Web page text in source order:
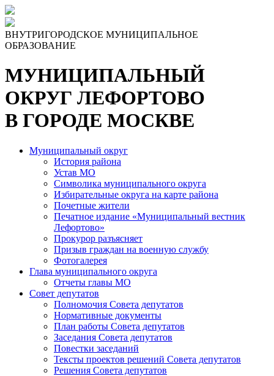
Skip
to
the
content
ВНУТРИГОРОДСКОЕ МУНИЦИПАЛЬНОЕ
ОБРАЗОВАНИЕ
МУНИЦИПАЛЬНЫЙ
ОКРУГ ЛЕФОРТОВО
В ГОРОДЕ МОСКВЕ
Муниципальный округ
История района
Устав МО
Символика муниципального округа
Избирательные округа на карте района
Почетные жители
Печатное издание «Муниципальный вестник
Лефортово»
Прокурор разъясняет
Призыв граждан на военную службу
Фотогалерея
Глава муниципального округа
Отчеты главы МО
Совет депутатов
Полномочия Совета депутатов
Нормативные документы
План работы Совета депутатов
Заседания Cовета депутатов
Повестки заседаний
Тексты проектов решений Совета депутатов
Решения Совета депутатов